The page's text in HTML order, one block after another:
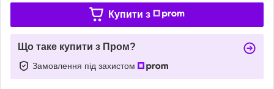
Купити з
Що таке купити з Пром?
Замовлення під захистом